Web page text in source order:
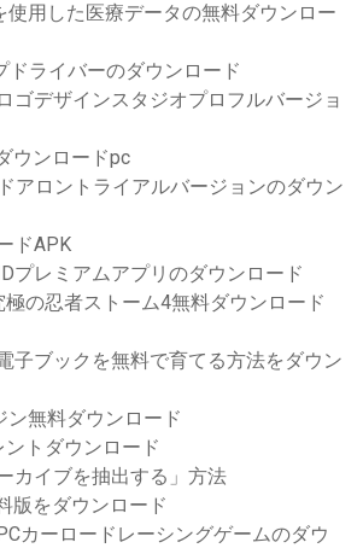
使用した医療データの無料ダウンロー
ドライバーのダウンロード
ゴデザインスタジオプロフルバージョ
ウンロードpc
アロントライアルバージョンのダウン
ドAPK
プレミアムアプリのダウンロード
極の忍者ストーム4無料ダウンロード
子ブックを無料で育てる方法をダウン
ン無料ダウンロード
トダウンロード
カイブを抽出する」方法
版をダウンロード
カーロードレーシングゲームのダウ